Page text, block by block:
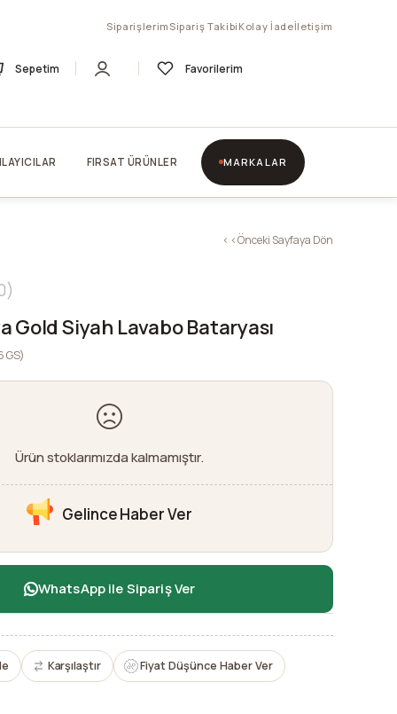
Siparişlerim Sipariş Takibi Kolay İadeİletişim
Sepetim Favorilerim
FIRSAT ÜRÜNLER MARKALAR
< < Önceki Sayfaya Dön
Gold Siyah Lavabo Bataryası
Ürün stoklarımızda kalmamıştır.
Gelince Haber Ver
WhatsApp ile Sipariş Ver
Karşılaştır Fiyat Düşünce Haber Ver